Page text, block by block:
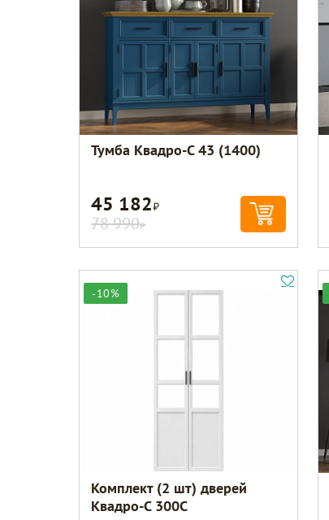
Тумба Квадро-С 43 (1400)
45 182Р
78 990Р
-10%
Комплект (2 шт) дверей
Квадро-С 300С